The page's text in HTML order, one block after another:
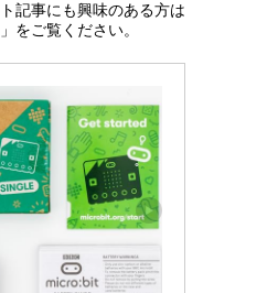
記事にも興味のある方は
」をご覧ください。